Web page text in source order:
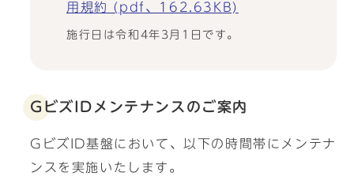
用規約 (pdf、162.63KB)
施行日は令和4年3月1日です。
GビズIDメンテナンスのご案内
GビズID基盤において、以下の時間帯にメンテナ
ンスを実施いたします。